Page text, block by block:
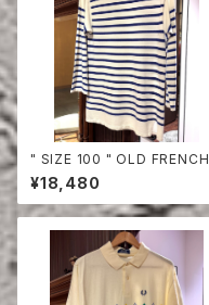
" SIZE 100 " OLD FRENCH
NAVY BORDER CUT-SEW
¥18,480